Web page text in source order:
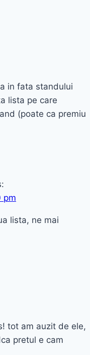
in fata standului
lista pe care
(poate ca premiu
pm
lista, ne mai
tot am auzit de ele,
pretul e cam